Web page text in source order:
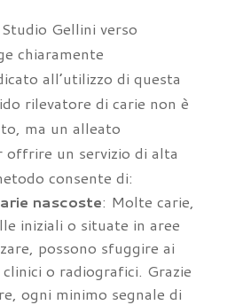
Gellini verso
chiaramente
all’utilizzo di questa
rilevatore di carie non è
ma un alleato
offrire un servizio di alta
consente di:
nascoste: Molte carie,
iniziali o situate in aree
possono sfuggire ai
o radiografici. Grazie
ogni minimo segnale di